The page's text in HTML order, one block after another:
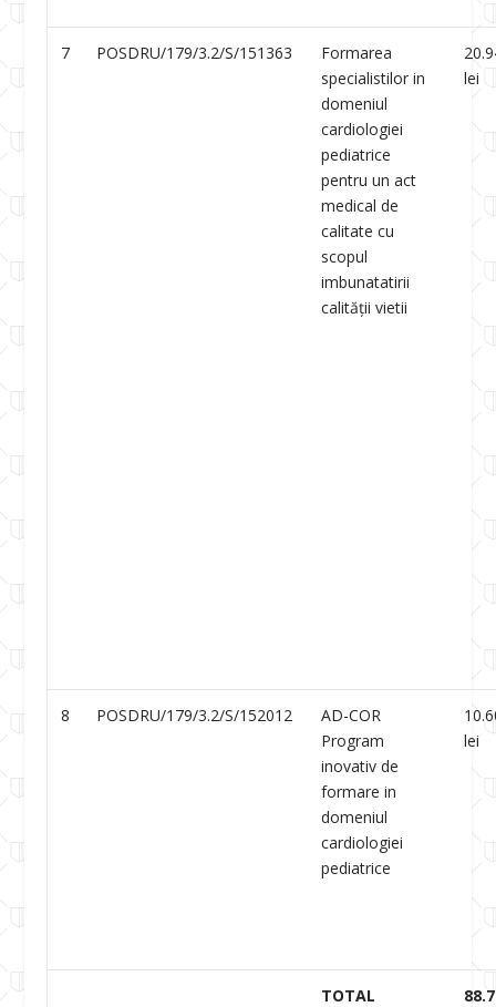
7 POSDRU/179/3.2/S/151363
Formarea
specialistilor in
domeniul
cardiologiei
pediatrice
pentru un act
medical de
calitate cu
scopul
imbunatatirii
calității vietii
lei
8 POSDRU/179/3.2/S/152012
AD-COR
Program
inovativ de
formare in
domeniul
cardiologiei
pediatrice
lei
TOTAL